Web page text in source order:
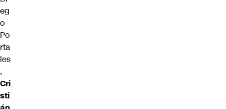
eg
o
Po
rta
les
,
Cri
sti